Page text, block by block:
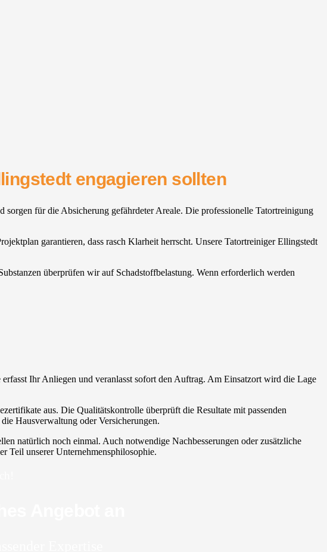
engagieren sollten
für die Absicherung gefährdeter Areale. Die professionelle Tatortreinigung
garantieren, dass rasch Klarheit herrscht. Unsere Tatortreiniger Ellingstedt
überprüfen wir auf Schadstoffbelastung. Wenn erforderlich werden
Ihr Anliegen und veranlasst sofort den Auftrag. Am Einsatzort wird die Lage
aus. Die Qualitätskontrolle überprüft die Resultate mit passenden
Hausverwaltung oder Versicherungen.
natürlich noch einmal. Auch notwendige Nachbesserungen oder zusätzliche
Teil unserer Unternehmensphilosophie.